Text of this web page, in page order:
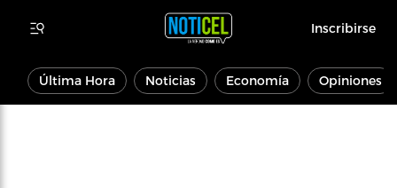
Inscribirse
Última Hora Noticias Economía Opiniones